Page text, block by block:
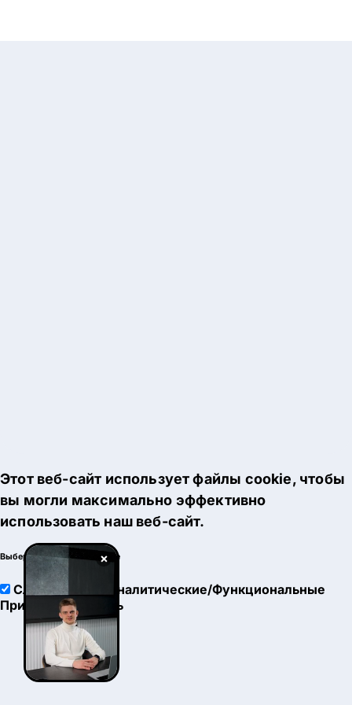
×
Этот веб-сайт использует файлы cookie, чтобы
вы могли максимально эффективно
использовать наш веб-сайт.
Выберите настройки cookie
Служебные
Аналитические/Функциональные
Принять
Настроить